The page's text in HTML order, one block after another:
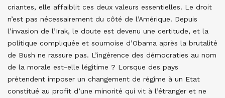
criantes, elle affaiblit ces deux valeurs essentielles. Le droit
n’est pas nécessairement du côté de l’Amérique. Depuis
l’invasion de l’Irak, le doute est devenu une certitude, et la
politique compliquée et sournoise d’Obama après la brutalité
de Bush ne rassure pas. L’ingérence des démocraties au nom
de la morale est-elle légitime ? Lorsque des pays
prétendent imposer un changement de régime à un Etat
constitué au profit d’une minorité qui vit à l’étranger et ne